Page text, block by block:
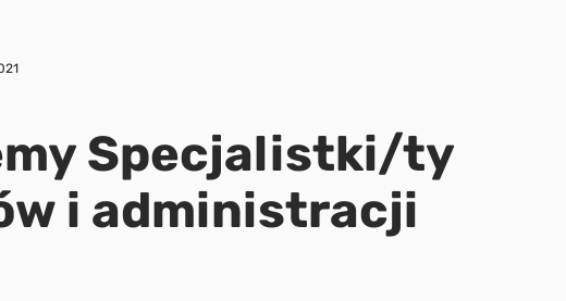
Specjalistki/ty
i administracji